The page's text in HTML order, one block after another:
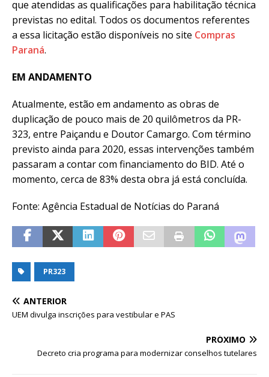
que atendidas as qualificações para habilitação técnica
previstas no edital. Todos os documentos referentes
a essa licitação estão disponíveis no site Compras
Paraná.
EM ANDAMENTO
Atualmente, estão em andamento as obras de
duplicação de pouco mais de 20 quilômetros da PR-
323, entre Paiçandu e Doutor Camargo. Com término
previsto ainda para 2020, essas intervenções também
passaram a contar com financiamento do BID. Até o
momento, cerca de 83% desta obra já está concluída.
Fonte: Agência Estadual de Notícias do Paraná
PR323
ANTERIOR
UEM divulga inscrições para vestibular e PAS
PRÓXIMO
Decreto cria programa para modernizar conselhos tutelares